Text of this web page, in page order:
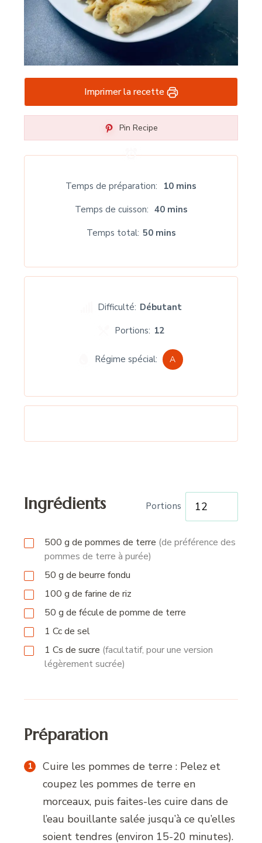
Imprimer la recette
Pin Recipe
Temps de préparation
10 mins
Temps de cuisson
40 mins
Temps total 50 mins
Difficulté: Débutant
Portions: 12
Régime spécial: A
Ingrédients Portions
500 g de pommes de terre (de préférence des
pommes de terre à purée)
50 g de beurre fondu
100 g de farine de riz
50 g de fécule de pomme de terre
1 Ccde sel
1 Cs de sucre (facultatif, pour une version
légèrement sucrée)
Préparation
Cuire les pommes de terre : Pelez et
coupez les pommes de terre en
morceaux, puis faites-les cuire dans de
l’eau bouillante salée jusqu’à ce qu’elles
soient tendres (environ 15-20 minutes).